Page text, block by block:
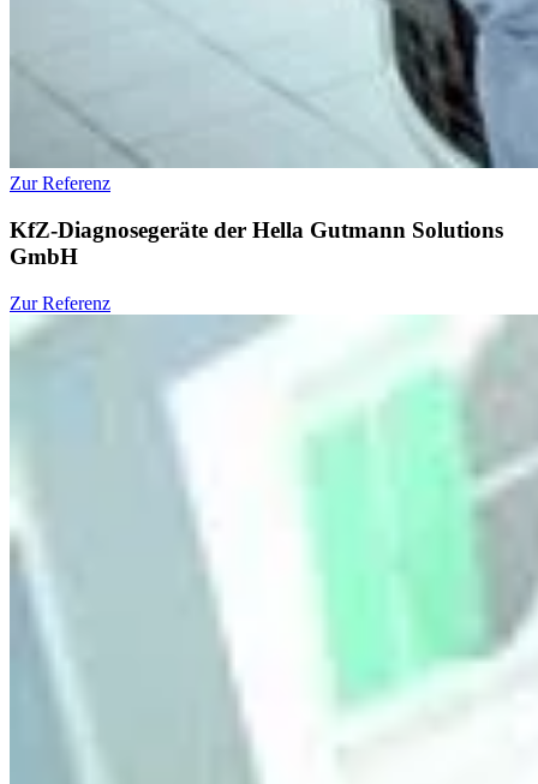
Zur Referenz
KfZ-Diagnosegeräte der Hella Gutmann Solutions
GmbH
Zur Referenz